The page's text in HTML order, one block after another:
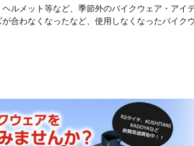
ルメット等など、季節外のバイクウェア・アイ
合わなくなったなど、使用しなくなったバイク